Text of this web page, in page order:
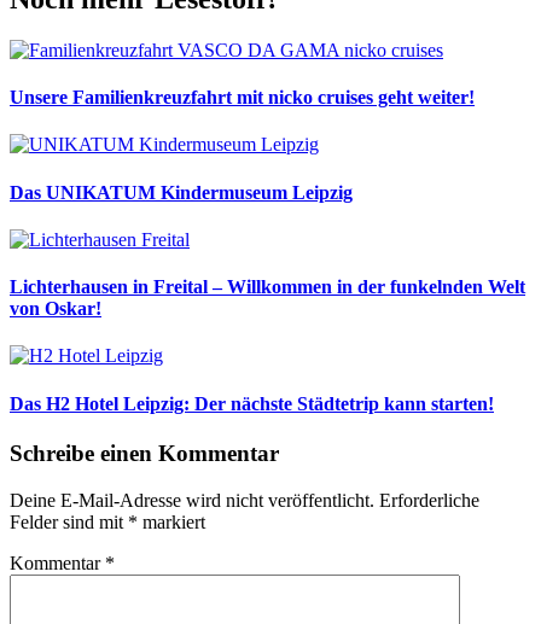
Unsere Familienkreuzfahrt mit nicko cruises geht weiter!
Das UNIKATUM Kindermuseum Leipzig
Lichterhausen in Freital – Willkommen in der funkelnden Welt
von Oskar!
Das H2 Hotel Leipzig: Der nächste Städtetrip kann starten!
Schreibe einen Kommentar
Deine E-Mail-Adresse wird nicht veröffentlicht. Erforderliche
Felder sind mit * markiert
Kommentar *